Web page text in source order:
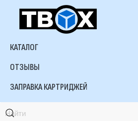
Перейти
содержимому
КАТАЛОГ
ОТЗЫВЫ
ЗАПРАВКА КАРТРИДЖЕЙ